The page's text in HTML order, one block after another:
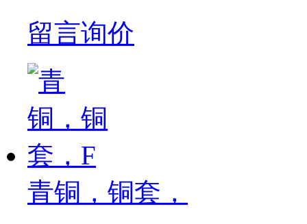
留言询价
青铜，铜套，